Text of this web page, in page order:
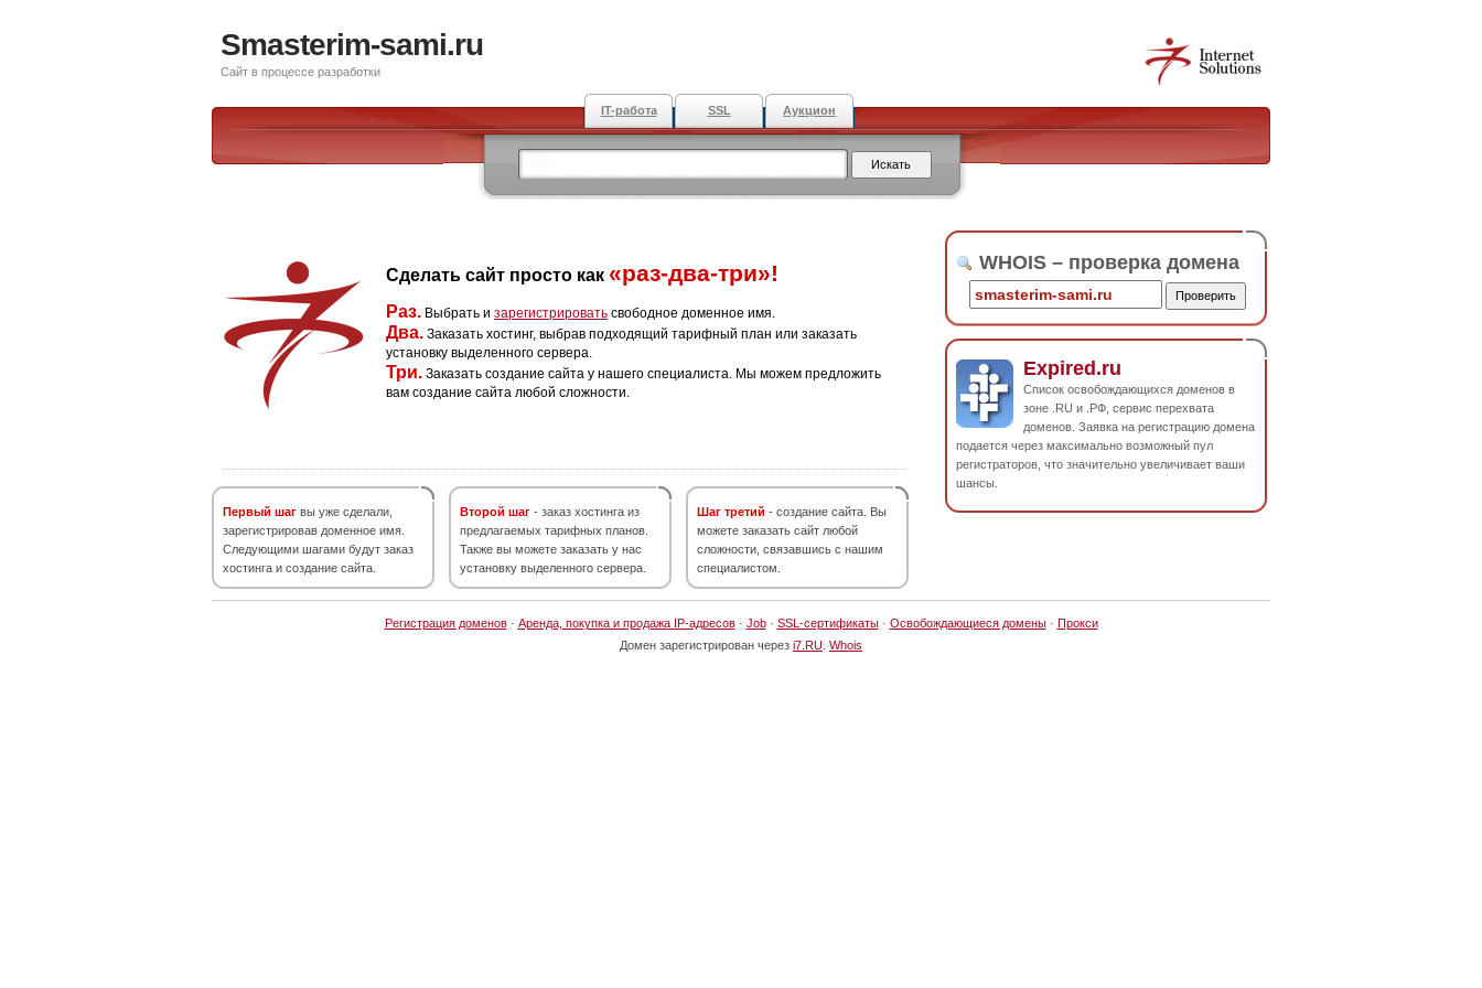
Smasterim-sami.ru
Сайт в процессе разработки
IT-работа SSL Аукцион
Сделать сайт просто как «раз-два-три»!
Раз. Выбрать и зарегистрировать свободное доменное имя.
Два. Заказать хостинг, выбрав подходящий тарифный план или заказать
установку выделенного сервера.
Три. Заказать создание сайта у нашего специалиста. Мы можем предложить
вам создание сайта любой сложности.
Первый шаг вы уже сделали,
зарегистрировав доменное имя.
Следующими шагами будут заказ
хостинга и создание сайта.
Второй шаг - заказ хостинга из
предлагаемых тарифных планов.
Также вы можете заказать у нас
установку выделенного сервера.
Шаг третий - создание сайта. Вы
можете заказать сайт любой
сложности, связавшись с нашим
специалистом.
WHOIS – проверка домена
Expired.ru
Список освобождающихся доменов в
зоне .RU и .РФ, сервис перехвата
доменов. Заявка на регистрацию домена
подается через максимально возможный пул
регистраторов, что значительно увеличивает ваши
шансы.
Регистрация доменов· Аренда, покупка и продажа IP-адресов· Job· SSL-сертификаты· Освобождающиеся домены· Прокси
Домен зарегистрирован через i7.RU Whois